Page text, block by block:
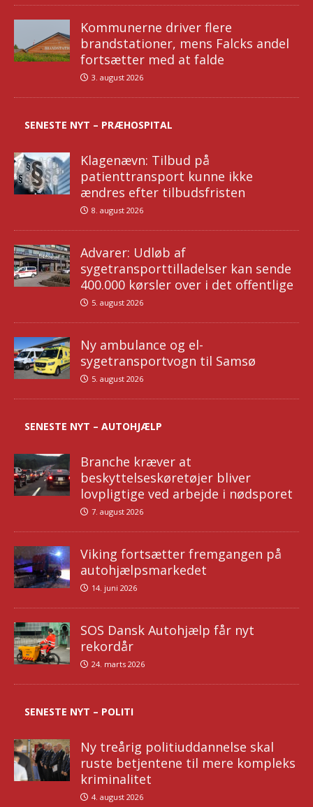
Kommunerne driver flere
brandstationer, mens Falcks andel
fortsætter med at falde
3. august 2026
SENESTE NYT – PRÆHOSPITAL
Klagenævn: Tilbud på
patienttransport kunne ikke
ændres efter tilbudsfristen
8. august 2026
Advarer: Udløb af
sygetransporttilladelser kan sende
400.000 kørsler over i det offentlige
5. august 2026
Ny ambulance og el-
sygetransportvogn til Samsø
5. august 2026
SENESTE NYT – AUTOHJÆLP
Branche kræver at
beskyttelseskøretøjer bliver
lovpligtige ved arbejde i nødsporet
7. august 2026
Viking fortsætter fremgangen på
autohjælpsmarkedet
14. juni 2026
SOS Dansk Autohjælp får nyt
rekordår
24. marts 2026
SENESTE NYT – POLITI
Ny treårig politiuddannelse skal
ruste betjentene til mere kompleks
kriminalitet
4. august 2026